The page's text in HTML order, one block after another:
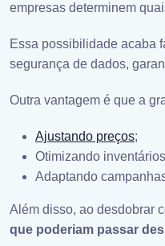
empresas determinem
Essa possibilidade acaba
segurança de dados,
Outra vantagem é que a
Ajustando preços;
Otimizando
Adaptando
Além disso, ao desdobrar
que poderiam passar